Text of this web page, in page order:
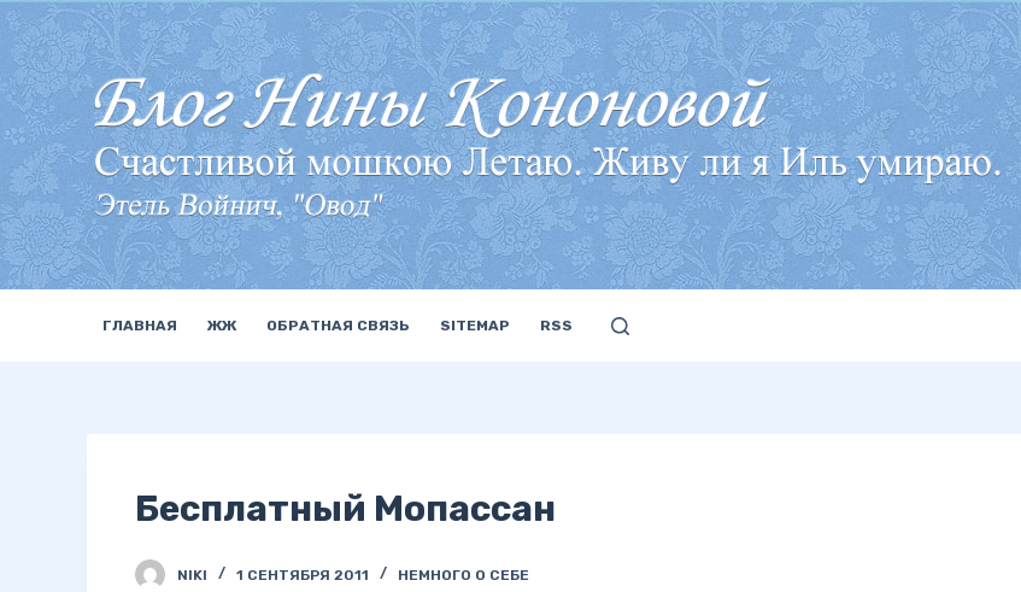
П
е
р
е
й
т
и
к
с
ГЛАВНАЯ ЖЖ ОБРАТНАЯ СВЯЗЬ SITEMAP RSS
Бесплатный Мопассан
NIKI 1 СЕНТЯБРЯ 2011 НЕМНОГО О СЕБЕ